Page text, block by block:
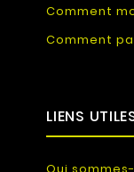
Comment
Comment
LIENS
Qui